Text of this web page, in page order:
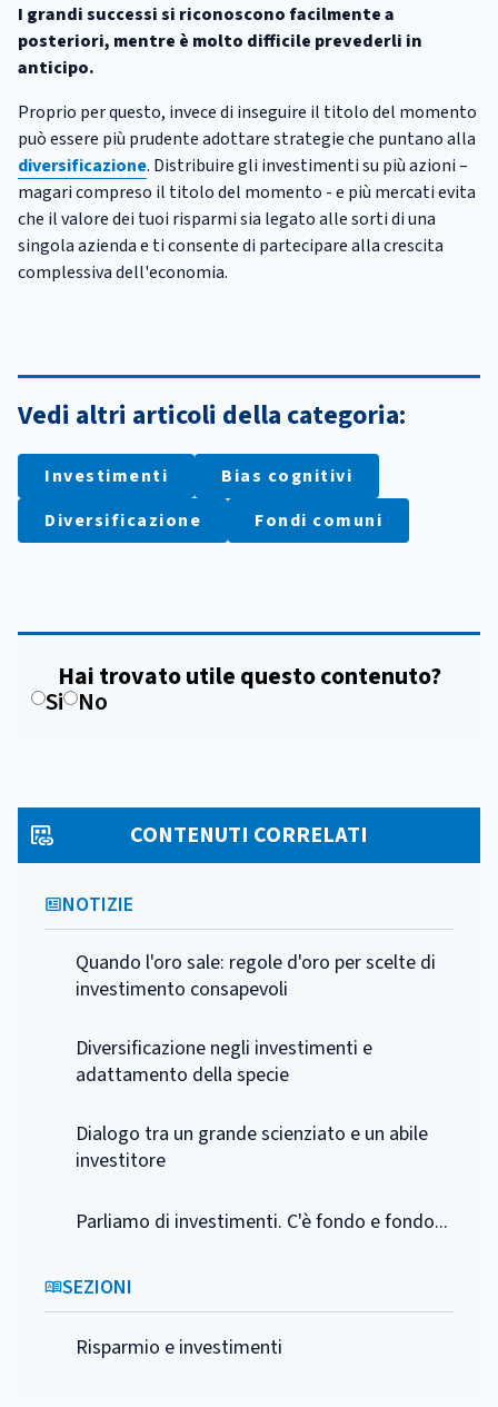
I grandi successi si riconoscono facilmente a
posteriori, mentre è molto difficile prevederli in
anticipo.
Proprio per questo, invece di inseguire il titolo del momento
può essere più prudente adottare strategie che puntano alla
diversificazione. Distribuire gli investimenti su più azioni –
magari compreso il titolo del momento - e più mercati evita
che il valore dei tuoi risparmi sia legato alle sorti di una
singola azienda e ti consente di partecipare alla crescita
complessiva dell'economia.
Vedi altri articoli della categoria:
Investimenti
Bias cognitivi
Diversificazione
Fondi comuni
Hai trovato utile questo contenuto?
Si No
CONTENUTI CORRELATI
NOTIZIE
Quando l'oro sale: regole d'oro per scelte di
investimento consapevoli
Diversificazione negli investimenti e
adattamento della specie
Dialogo tra un grande scienziato e un abile
investitore
Parliamo di investimenti. C'è fondo e fondo...
SEZIONI
Risparmio e investimenti